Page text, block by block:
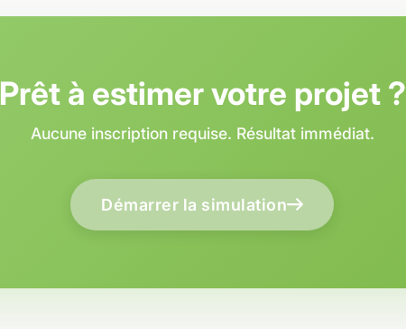
Prêt à estimer votre projet ?
Aucune inscription requise. Résultat immédiat.
Démarrer la simulation